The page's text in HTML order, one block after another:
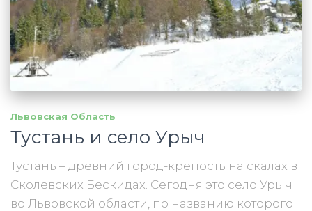
Львовская Область
Тустань и село Урыч
Тустань – древний город-крепость на скалах в
Сколевских Бескидах. Сегодня это село Урыч
во Львовской области, по названию которого